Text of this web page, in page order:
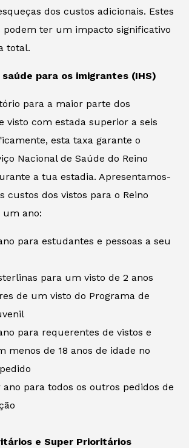
dos custos adicionais. Estes
podem ter um impacto significativo
total.
para os imigrantes (IHS)
para a maior parte dos
visto com estada superior a seis
esta taxa garante o
Nacional de Saúde do Reino
a tua estadia. Apresentamos-
custos dos vistos para o Reino
um ano:
para estudantes e pessoas a seu
para um visto de 2 anos
de um visto do Programa de
para requerentes de vistos e
menos de 18 anos de idade no
ano para todos os outros pedidos de
e Super Prioritários